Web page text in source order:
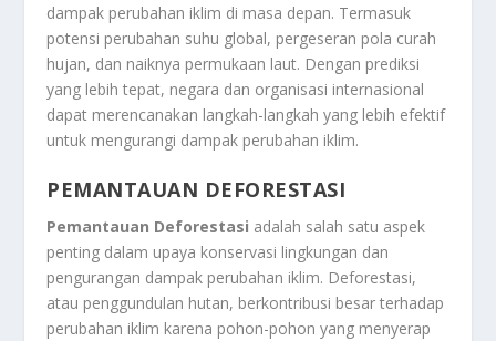
dampak perubahan iklim di masa depan. Termasuk
potensi perubahan suhu global, pergeseran pola curah
hujan, dan naiknya permukaan laut. Dengan prediksi
yang lebih tepat, negara dan organisasi internasional
dapat merencanakan langkah-langkah yang lebih efektif
untuk mengurangi dampak perubahan iklim.
PEMANTAUAN DEFORESTASI
Pemantauan Deforestasi adalah salah satu aspek
penting dalam upaya konservasi lingkungan dan
pengurangan dampak perubahan iklim. Deforestasi,
atau penggundulan hutan, berkontribusi besar terhadap
perubahan iklim karena pohon-pohon yang menyerap